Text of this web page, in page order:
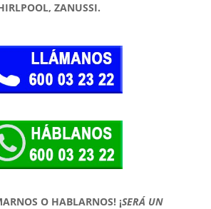
ZANUSSI.
O HABLARNOS! ¡SERÁ UN